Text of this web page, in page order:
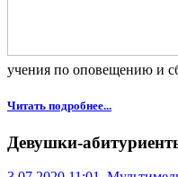
учения по оповещению и
Читать подробнее...
Девушки-